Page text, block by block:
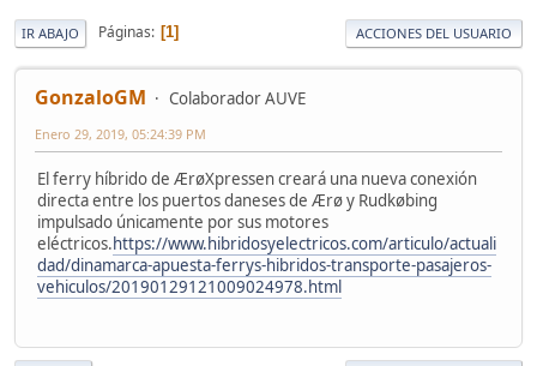
IR ABAJO Páginas 1 ACCIONES DEL USUARIO
GonzaloGM Colaborador AUVE
Enero 29, 2019, 05:24:39 PM
El ferry híbrido de ÆrøXpressen creará una nueva conexión
directa entre los puertos daneses de Ærø y Rudkøbing
impulsado únicamente por sus motores
eléctricos.https://www.hibridosyelectricos.com/articulo/actuali
dad/dinamarca-apuesta-ferrys-hibridos-transporte-pasajeros-
vehiculos/20190129121009024978.html